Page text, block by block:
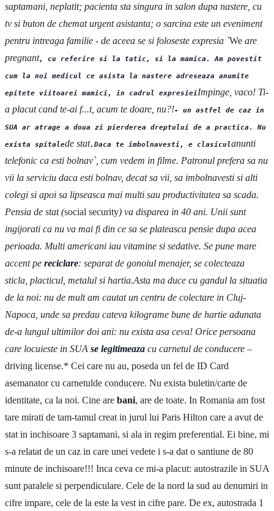
saptamani, neplatit; pacienta sta singura in salon dupa nastere, cu
tv si buton de chemat urgent asistanta; o sarcina este un eveniment
pentru intreaga familie - de aceea se si foloseste expresia `We are
pregnant, cu referire si la tatic, si la mamica. Am povestit
cum la noi medicul ce asista la nastere adreseaza anumite
epitete viitoarei mamici, in cadrul expresieiImpinge, vaco! Ti-
a placut cand te-ai f...t, acum te doare, nu?!- un astfel de caz in
SUA ar atrage a doua zi pierderea dreptului de a practica. Nu
exista spitalede stat.Daca te imbolnavesti, e clasiculanunti
telefonic ca esti bolnav`, cum vedem in filme. Patronul prefera sa nu
vii la serviciu daca esti bolnav, decat sa vii, sa imbolnavesti si alti
colegi si apoi sa lipseasca mai multi sau productivitatea sa scada.
Pensia de stat (social security) va disparea in 40 ani. Unii sunt
ingijorati ca nu va mai fi din ce sa se plateasca pensie dupa acea
perioada. Multi americani iau vitamine si sedative. Se pune mare
accent pe reciclare: separat de gonoiul menajer, se colecteaza
sticla, placticul, metalul si hartia.Asta ma duce cu gandul la situatia
de la noi: nu de mult am cautat un centru de colectare in Cluj-
Napoca, unde sa predau cateva kilograme bune de hartie adunata
de-a lungul ultimilor doi ani: nu exista asa ceva! Orice persoana
care locuieste in SUA se legitimeaza cu carnetul de conducere –
driving license.* Cei care nu au, poseda un fel de ID Card
asemanator cu carnetulde conducere. Nu exista buletin/carte de
identitate, ca la noi. Cine are bani, are de toate. In Romania am fost
tare mirati de tam-tamul creat in jurul lui Paris Hilton care a avut de
stat in inchisoare 3 saptamani, si ala in regim preferential. Ei bine, mi
s-a relatat de un caz in care unei vedete i s-a dat o santiune de 80
minute de inchisoare!!! Inca ceva ce mi-a placut: autostrazile in SUA
sunt paralele si perpendiculare. Cele de la nord la sud au denumiri in
cifre impare, cele de la este la vest in cifre pare. De ex, autostrada 1